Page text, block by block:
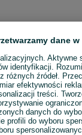
dane
Aktywne
identyfikacji.
źródeł.
efektywności
treści.
danych do
profili do wyboru